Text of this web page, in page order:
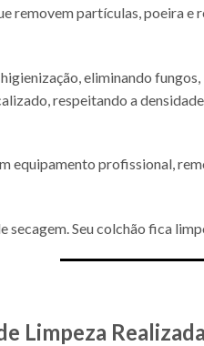
removem partículas, poeira e
eliminando
respeitando a densidade
equipamento profissional,
Seu colchão fica
Limpeza